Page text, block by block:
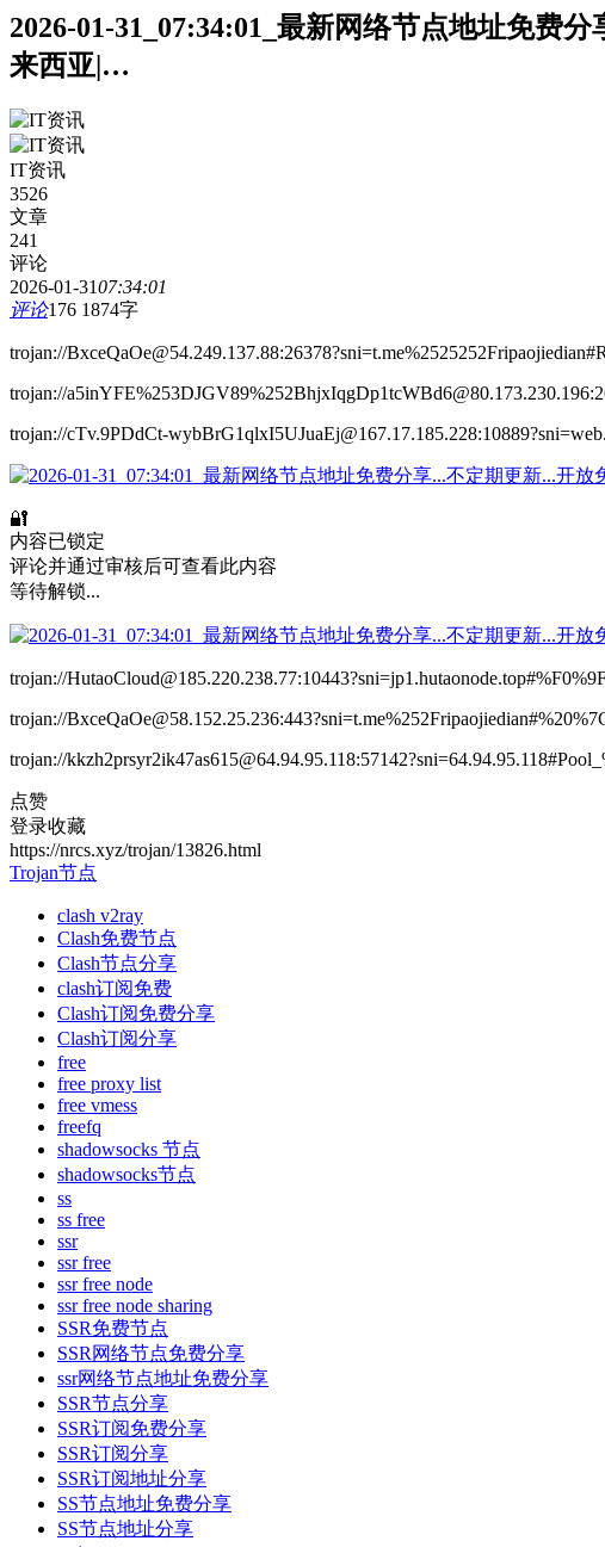
2026-01-31_07:34:01_最新网络节点地址免费
来西亚|…
IT资讯
3526
文章
241
评论
2026-01-3107:34:01
评论176 1874字
trojan://
trojan://
trojan://cTv.9PDdCt-
🔐
内容已锁定
评论并通过审核后可查看此内容
等待解锁...
trojan://
trojan://
trojan://
点赞
登录收藏
https://nrcs.xyz/trojan/13826.html
Trojan节点
clash v2ray
Clash免费节点
Clash节点分享
clash订阅免费
Clash订阅免费分享
Clash订阅分享
free
free proxy list
free vmess
freefq
shadowsocks 节点
shadowsocks节点
ss
ss free
ssr
ssr free
ssr free node
ssr free node sharing
SSR免费节点
SSR网络节点免费分享
ssr网络节点地址免费分享
SSR节点分享
SSR订阅免费分享
SSR订阅分享
SSR订阅地址分享
SS节点地址免费分享
SS节点地址分享